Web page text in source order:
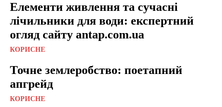
Елементи живлення та сучасні
лічильники для води: експертний
огляд сайту antap.com.ua
КОРИСНЕ
Точне землеробство: поетапний
апгрейд
КОРИСНЕ